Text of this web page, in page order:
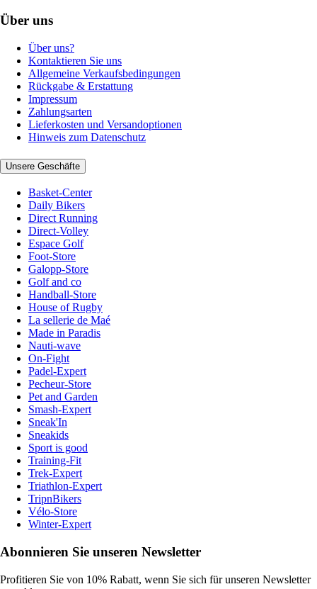
Über uns
Über uns?
Kontaktieren Sie uns
Allgemeine Verkaufsbedingungen
Rückgabe & Erstattung
Impressum
Zahlungsarten
Lieferkosten und Versandoptionen
Hinweis zum Datenschutz
Unsere Geschäfte
Basket-Center
Daily Bikers
Direct Running
Direct-Volley
Espace Golf
Foot-Store
Galopp-Store
Golf and co
Handball-Store
House of Rugby
La sellerie de Maé
Made in Paradis
Nauti-wave
On-Fight
Padel-Expert
Pecheur-Store
Pet and Garden
Smash-Expert
Sneak'In
Sneakids
Sport is good
Training-Fit
Trek-Expert
Triathlon-Expert
TripnBikers
Vélo-Store
Winter-Expert
Abonnieren Sie unseren Newsletter
Profitieren Sie von 10% Rabatt, wenn Sie sich für unseren Newsletter